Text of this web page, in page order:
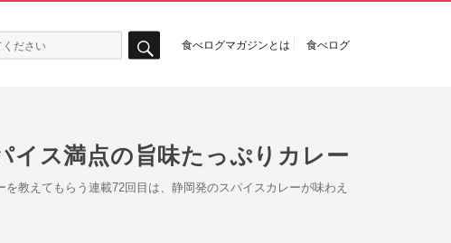
食べログマガジンとは 食べログ
イス満点の旨味たっぷりカレー
教えてもらう連載72回目は、静岡発のスパイスカレーが味わえ